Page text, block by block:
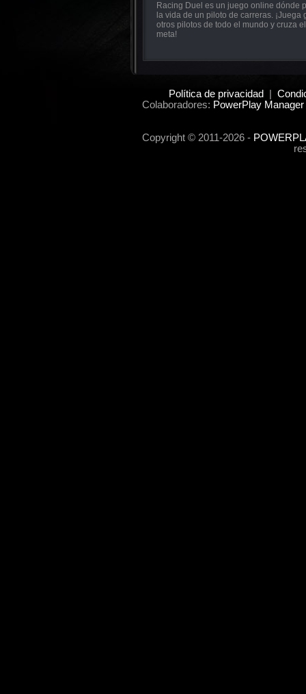
Racing Duel es un juego online dónde
la vida de un piloto de carreras. ¡Juega
otros pilotos de todo el mundo y cruza
meta!
Política de privacidad
Colaboradores: PowerPlay
Copyright © 2011-2026 -